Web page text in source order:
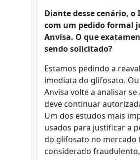
Diante desse cenário, o
com um pedido formal
Anvisa. O que
sendo solicitado?
Estamos pedindo a
imediata do glifosato. Ou
Anvisa volte a analisar
deve continuar
Um dos estudos mais
usados para justificar a
do glifosato no mercado
considerado